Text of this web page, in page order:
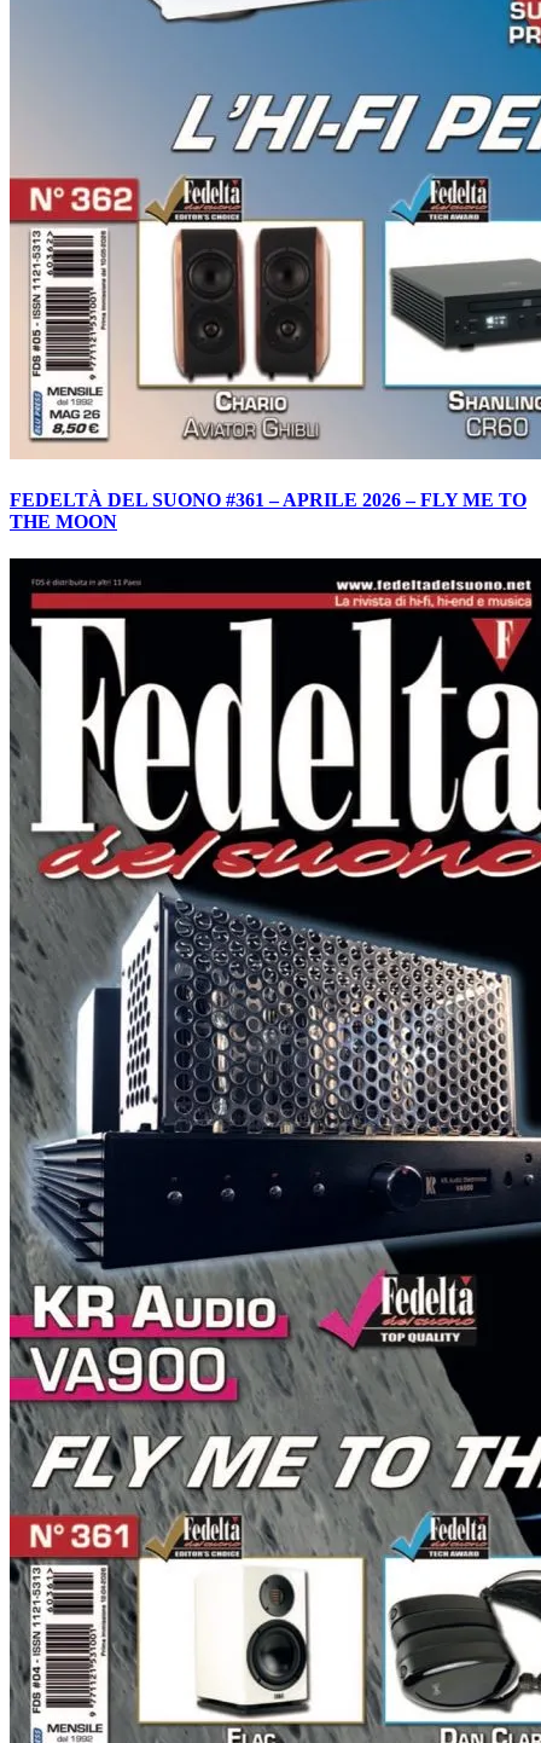
FEDELTÀ DEL SUONO #361 – APRILE 2026 – FLY ME TO
THE MOON